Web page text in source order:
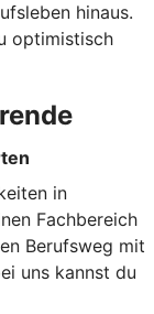
hinaus.
optimistisch
in
Fachbereich
Berufsweg mit
uns kannst du